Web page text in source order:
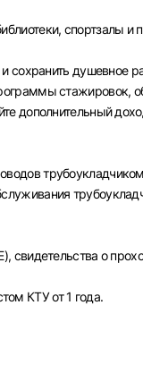
в личный
с
спортзалы и
сохранить душевное
стажировок,
дополнительный
свидетельства о
КТУ от 1 года.